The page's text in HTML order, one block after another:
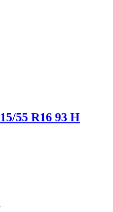
55 R16 93 H